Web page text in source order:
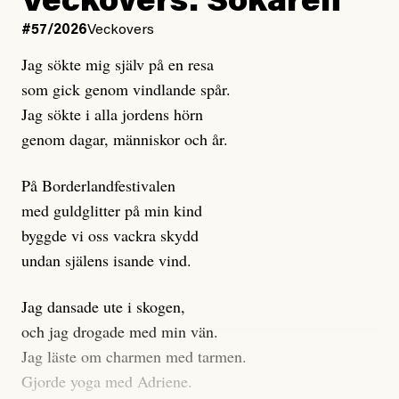
Dagens ETC arbetar med ”opålitliga källor” för att
klickbete är inte intressant för Dagens ETC.
Journalistiken är låst. En klatschig men korrekt rubrik
gör förhoppningsvis att en nyfiken beställer
prenumeration, men den avslutas sekunder senare om
dessa granskningar på olika källor, alltifrån domar till
en mängd intervjupersoner, inklusive generös
möjlighet att bemöta för såväl personen vars motiv att
engagera sig i Palestinarörelsen ifrågasätts som de
grupper där Säpo-resursen samlade in uppgifter.
Researchen är grundlig.
Möjligen är det egentligen inte journalistikens metod
som stör?
#57/2026Veckovers
Jag sökte mig själv på en resa
som gick genom vindlande spår.
Jag sökte i alla jordens hörn
genom dagar, människor och år.
På Borderlandfestivalen
med guldglitter på min kind
byggde vi oss vackra skydd
undan själens isande vind.
Jag dansade ute i skogen,
och jag drogade med min vän.
Jag läste om charmen med tarmen.
Gjorde yoga med Adriene.